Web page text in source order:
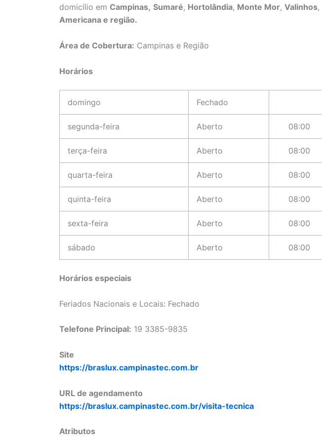
domicílio em Campinas, Sumaré, Hortolândia, Monte Mor, Valinhos,
Americana e região.
Área de Cobertura: Campinas e Região
Horários
domingo Fechado
segunda-feira Aberto 08:00
terça-feira Aberto 08:00
quarta-feira Aberto 08:00
quinta-feira Aberto 08:00
sexta-feira Aberto 08:00
sábado Aberto 08:00
Horários especiais
Feriados Nacionais e Locais: Fechado
Telefone Principal: 19 3385-9835
Site
https://braslux.campinastec.com.br
URL de agendamento
https://braslux.campinastec.com.br/visita-tecnica
Atributos